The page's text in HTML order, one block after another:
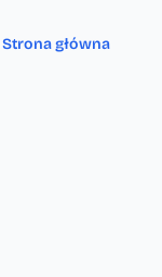
Strona główna